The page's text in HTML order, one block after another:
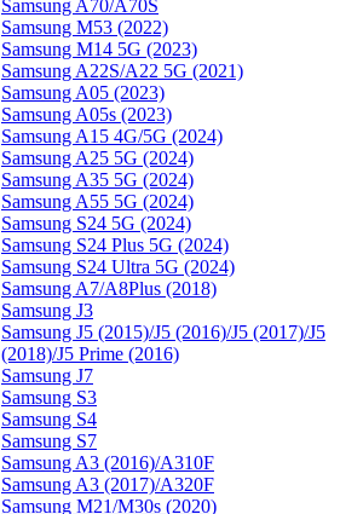
Samsung A70/A70S
Samsung M53 (2022)
Samsung M14 5G (2023)
Samsung A22S/A22 5G (2021)
Samsung A05 (2023)
Samsung A05s (2023)
Samsung A15 4G/5G (2024)
Samsung A25 5G (2024)
Samsung A35 5G (2024)
Samsung A55 5G (2024)
Samsung S24 5G (2024)
Samsung S24 Plus 5G (2024)
Samsung S24 Ultra 5G (2024)
Samsung A7/A8Plus (2018)
Samsung J3
Samsung J5 (2015)/J5 (2016)/J5 (2017)/J5
(2018)/J5 Prime (2016)
Samsung J7
Samsung S3
Samsung S4
Samsung S7
Samsung A3 (2016)/A310F
Samsung A3 (2017)/A320F
Samsung M21/M30s (2020)